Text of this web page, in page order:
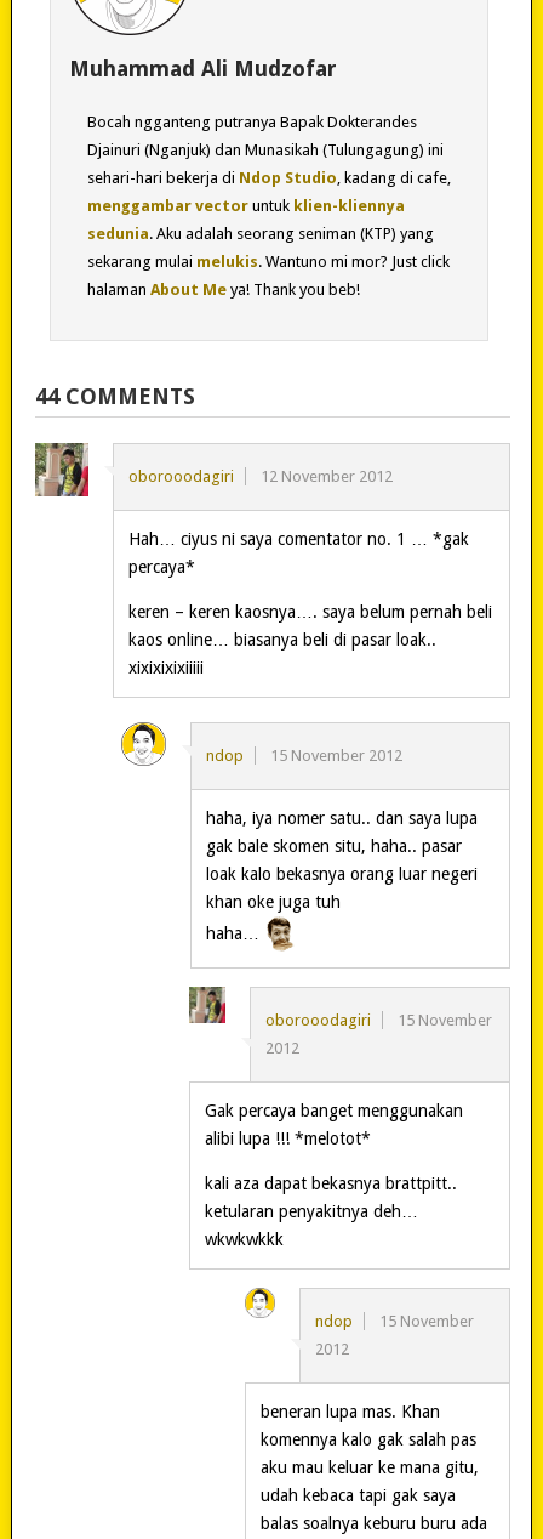
Muhammad Ali Mudzofar
Bocah ngganteng putranya Bapak Dokterandes
Djainuri (Nganjuk) dan Munasikah (Tulungagung) ini
sehari-hari bekerja di Ndop Studio , kadang di cafe,
menggambar vectoruntuk klien-kliennya
sedunia. Aku adalah seorang seniman (KTP) yang
sekarang mulai melukis. Wantuno mi mor? Just click
halaman About Meya! Thank you beb!
44 COMMENTS
oborooodagiri 12 November 2012
Hah… ciyus ni saya comentator no. 1 … *gak
percaya*
keren – keren kaosnya…. saya belum pernah beli
kaos online… biasanya beli di pasar loak..
xixixixixiiiii
ndop 15 November 2012
haha, iya nomer satu.. dan saya lupa
gak bale skomen situ, haha.. pasar
loak kalo bekasnya orang luar negeri
khan oke juga tuh
haha…
oborooodagiri
15 November
2012
Gak percaya banget menggunakan
alibi lupa !!! *melotot*
kali aza dapat bekasnya brattpitt..
ketularan penyakitnya deh…
wkwkwkkk
ndop
15 November
2012
beneran lupa mas. Khan
komennya kalo gak salah pas
aku mau keluar ke mana gitu,
udah kebaca tapi gak saya
balas soalnya keburu buru ada